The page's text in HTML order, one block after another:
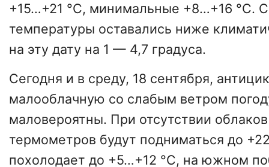
+15…+21 °С, минимальные +8…+16 °С.
температуры оставались ниже
на эту дату на 1 — 4,7 градуса.
Сегодня и в среду, 18 сентября,
малооблачную со слабым ветром
маловероятны. При отсутствии
термометров будут подниматься до
похолодает до +5…+12 °С, на южном